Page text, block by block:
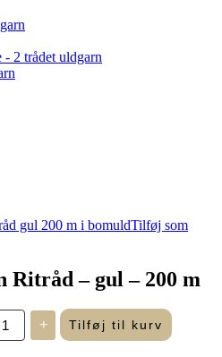
- 2 trådet uldgarn
Tilføj som
Ritråd – gul – 200 m
+ Tilføj til kurv